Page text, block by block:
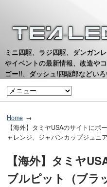
ミニ四駆、ラジ四駆、ダンガン
やイベントの最新情報、改造や
ゴー!!、ダッシュ!四駆郎などいろ
Home
【海外】タミヤUSAのサイトに
ャレンジ、ジャパンカップジュニ
【海外】タミヤ
ブルピット（ブラ